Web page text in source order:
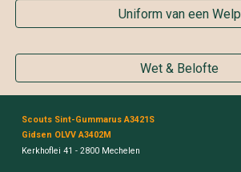
Uniform van een Welp
Wet & Belofte
Scouts Sint-Gummarus A3421S
Gidsen OLVV A3402M
Kerkhoflei 41 - 2800 Mechelen